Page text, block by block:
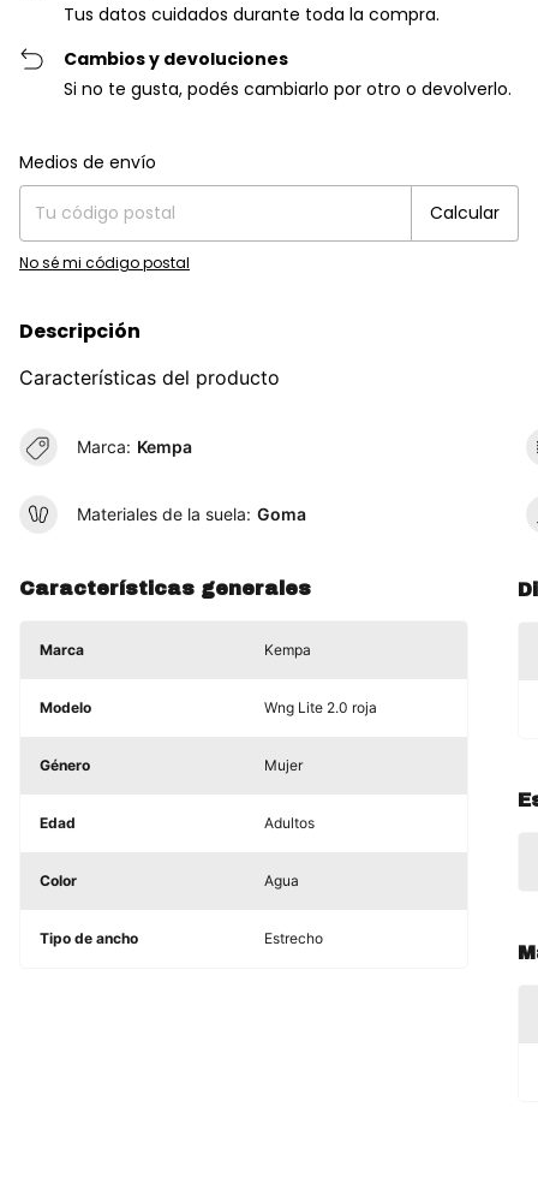
Tus datos cuidados durante toda la compra.
Cambios y devoluciones
Si no te gusta, podés cambiarlo por otro o devolverlo.
Entregas para el CP:
Medios de envío
Calcular
No sé mi código postal
Descripción
Características del producto
Marca: Kempa
Materiales de la suela: Goma
Características generales
Marca Kempa
Modelo Wng Lite 2.0 roja
Género Mujer
Edad Adultos
Color Agua
Tipo de ancho Estrecho